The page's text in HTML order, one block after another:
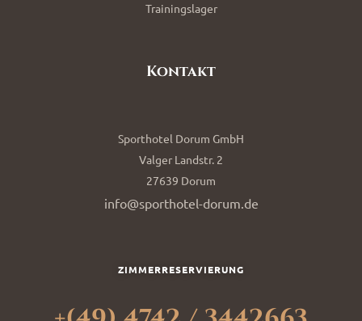
Trainingslager
Kontakt
Sporthotel Dorum GmbH
Valger Landstr. 2
27639 Dorum
info@sporthotel-dorum.de
ZIMMERRESERVIERUNG